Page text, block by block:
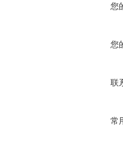
您
您
联
常